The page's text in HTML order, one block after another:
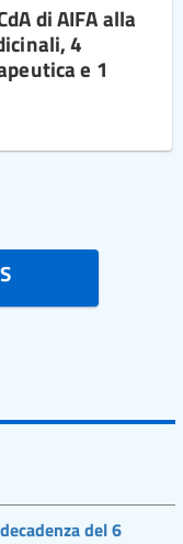
di AIFA alla
4
e 1
del 6